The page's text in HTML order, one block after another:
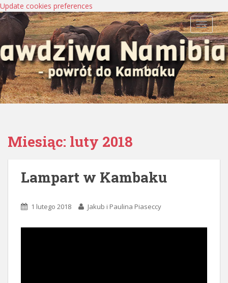
Update cookies preferences
Miesiąc: luty 2018
Lampart w Kambaku
1 lutego 2018 Jakub i Paulina Piaseccy